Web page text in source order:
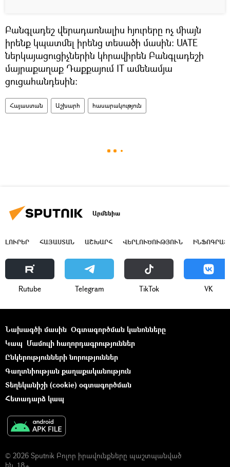
Բանգլադեշ վերադառնալիս հյուրերը ոչ միայն
իրենք կպատմել իրենց տեսածի մասին։ UATE
ներկայացուցիչներին կհրավիրեն Բանգլադեշի
մայրաքաղաք Դաքքայում IT ամենամյա
ցուցահանդեսին։
Հայաստան Աշխարհ հասարակություն
Արմենիա
ԼՈՒՐԵՐ ՀԱՅԱՍՏԱՆ ԱՇԽԱՐՀ ՎԵՐԼՈՒԾՈՒԹՅՈՒՆ
Rutube Telegram ТikТоk VK
Նախագծի մասին Օգտագործման կանոնները
Կապ Մամուլի հաղորդագրություններ
Ընկերությունների նորություններ
Գաղտնիության քաղաքականություն
Տեղեկանիշի (cookie) օգտագործման
Հետադարձ կապ
© 2026 Sputnik Բոլոր իրավունքները պաշտպանված